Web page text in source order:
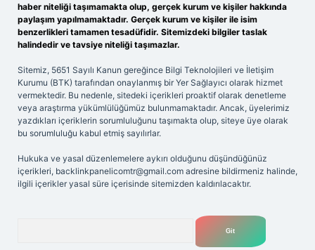
haber niteliği taşımamakta olup, gerçek kurum ve kişiler hakkında
paylaşım yapılmamaktadır. Gerçek kurum ve kişiler ile isim
benzerlikleri tamamen tesadüfidir. Sitemizdeki bilgiler taslak
halindedir ve tavsiye niteliği taşımazlar.
Sitemiz, 5651 Sayılı Kanun gereğince Bilgi Teknolojileri ve İletişim
Kurumu (BTK) tarafından onaylanmış bir Yer Sağlayıcı olarak hizmet
vermektedir. Bu nedenle, sitedeki içerikleri proaktif olarak denetleme
veya araştırma yükümlülüğümüz bulunmamaktadır. Ancak, üyelerimiz
yazdıkları içeriklerin sorumluluğunu taşımakta olup, siteye üye olarak
bu sorumluluğu kabul etmiş sayılırlar.
Hukuka ve yasal düzenlemelere aykırı olduğunu düşündüğünüz
içerikleri, backlinkpanelicomtr@gmail.com adresine bildirmeniz halinde,
ilgili içerikler yasal süre içerisinde sitemizden kaldırılacaktır.